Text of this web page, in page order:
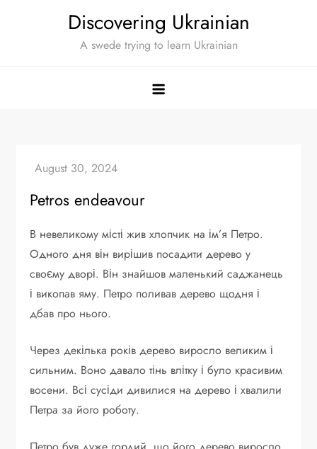
Discovering Ukrainian
A swede trying to learn Ukrainian
Petros endeavour
В невеликому місті жив хлопчик на ім’я Петро.
Одного дня він вирішив посадити дерево у
своєму дворі. Він знайшов маленький саджанець
і викопав яму. Петро поливав дерево щодня і
дбав про нього.
Через декілька років дерево виросло великим і
сильним. Воно давало тінь влітку і було красивим
восени. Всі сусіди дивилися на дерево і хвалили
Петра за його роботу.